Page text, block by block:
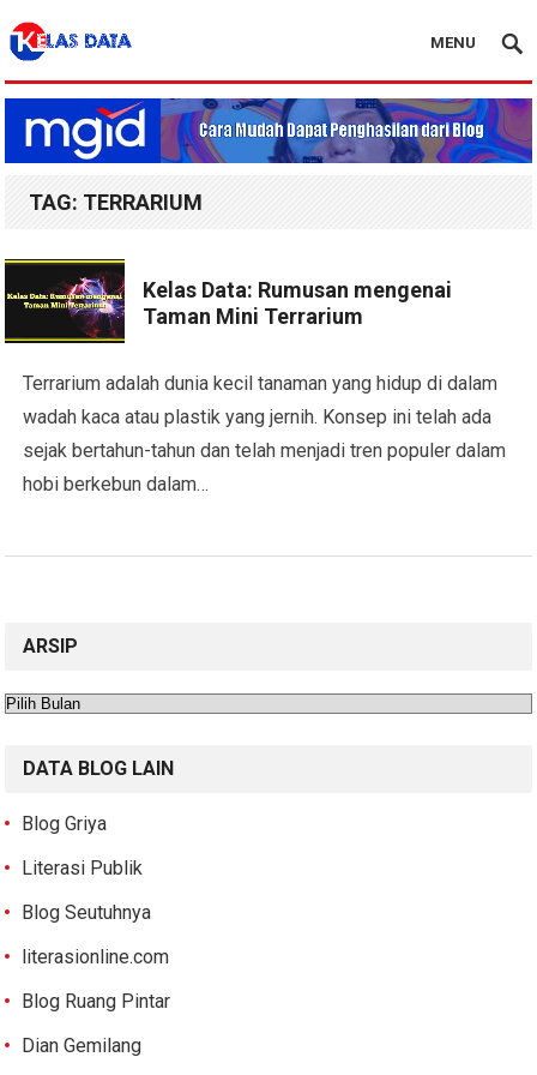
Blog Kelas Data
MENU
TAG: TERRARIUM
Kelas Data: Rumusan mengenai
Taman Mini Terrarium
Terrarium adalah dunia kecil tanaman yang hidup di dalam
wadah kaca atau plastik yang jernih. Konsep ini telah ada
sejak bertahun-tahun dan telah menjadi tren populer dalam
hobi berkebun dalam…
ARSIP
Arsip
DATA BLOG LAIN
Blog Griya
Literasi Publik
Blog Seutuhnya
literasionline.com
Blog Ruang Pintar
Dian Gemilang